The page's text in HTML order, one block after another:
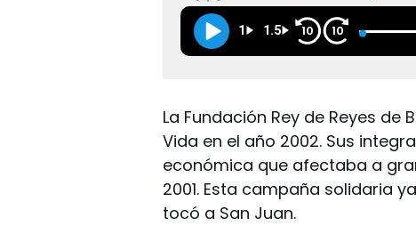
1 1.5 10 10
La Fundación Rey de Reyes
Vida en el año 2002. Sus
económica que afectaba a
2001. Esta campaña solidaria
tocó a San Juan.